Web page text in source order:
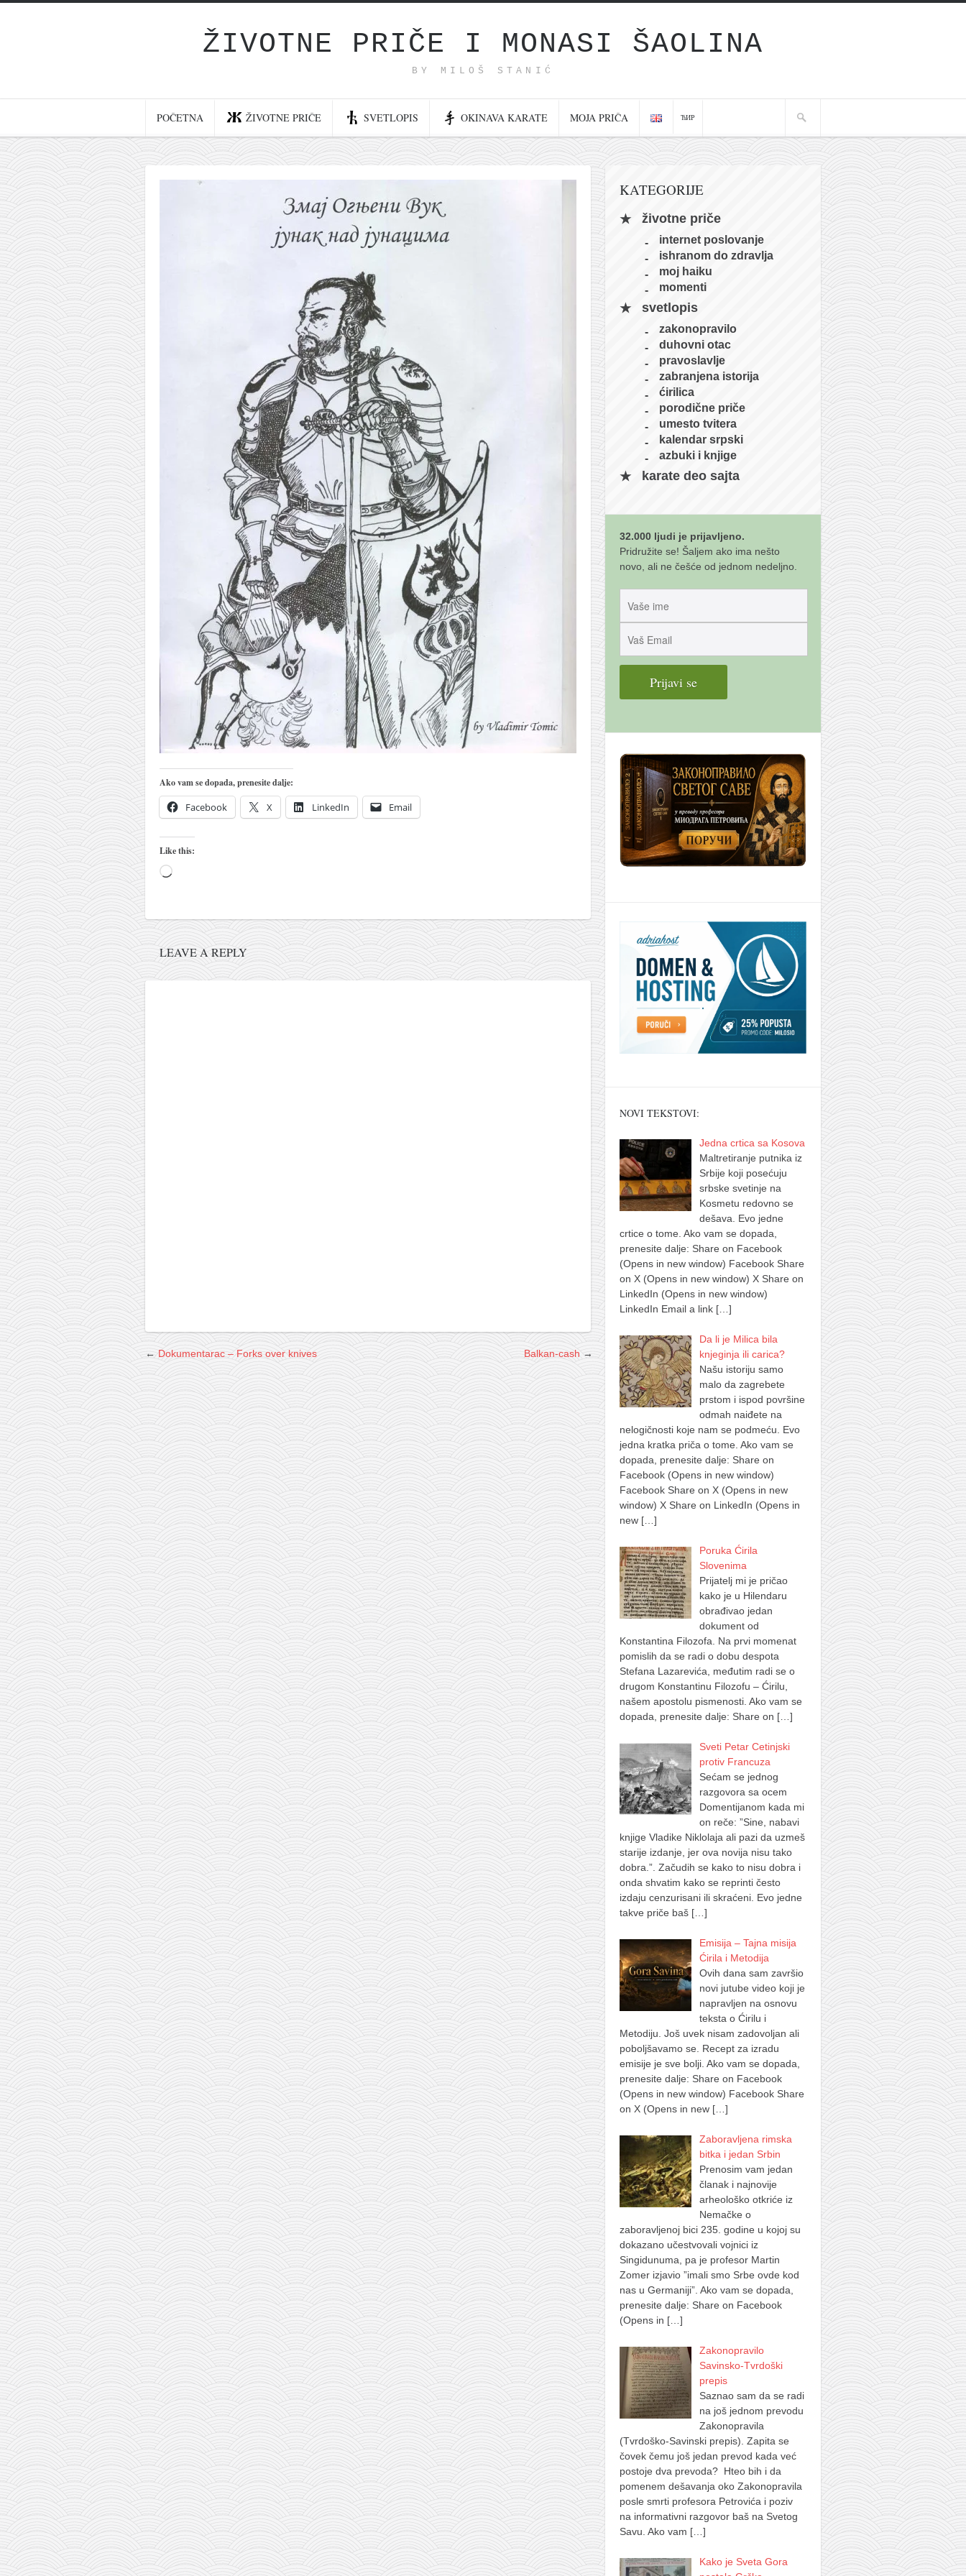
ŽIVOTNE PRIČE I MONASI ŠAOLINA
BY MILOŠ STANIĆ
POČETNA ŽIVOTNE PRIČE SVETLOPIS OKINAVA KARATE MOJA PRIČA ЋИР
internet poslovanje
ishranom do zdravlja
moj haiku
momenti i mesta
bonus sadržaj
Svetlopis
zakonopravilo
duhovni otac
pravoslavlje
zabranjena istorija
ćirilica
porodične priče
umesto tvitera
kalendar srpski
azbuki i knjige
Okinava karate
najnovije na blogu
moje beleške
istorija karatea
bubishi
karate
kihon
naihanchi
kushanku
passai
temashiwari
kobudo
nunchaku
bo
tonfa
sai
timbei rochin
tsunami dojo
program
snimci nastupa
galerija kluba
članarina
kontakt
besplatna e-knjiga
termini treninga
moja priča
moja priča
fotke
kontakt
Ako vam se dopada, prenesite dalje:
Facebook X LinkedIn Email
Like this:
Loading…
LEAVE A REPLY
←Dokumentarac – Forks over knives Balkan-cash→
KATEGORIJE
životne priče
internet poslovanje
ishranom do zdravlja
moj haiku
momenti
svetlopis
zakonopravilo
duhovni otac
pravoslavlje
zabranjena istorija
ćirilica
porodične priče
umesto tvitera
kalendar srpski
azbuki i knjige
karate deo sajta
32.000 ljudi je prijavljeno.
Pridružite se! Šaljem ako ima nešto
novo, ali ne češće od jednom nedeljno.
NOVI TEKSTOVI:
Jedna crtica sa Kosova
Maltretiranje putnika iz
Srbije koji posećuju
srbske svetinje na
Kosmetu redovno se
dešava. Evo jedne
crtice o tome. Ako vam se dopada,
prenesite dalje: Share on Facebook
(Opens in new window) Facebook Share
on X (Opens in new window) X Share on
LinkedIn (Opens in new window)
LinkedIn Email a link […]
Da li je Milica bila
knjeginja ili carica?
Našu istoriju samo
malo da zagrebete
prstom i ispod površine
odmah naiđete na
nelogičnosti koje nam se podmeću. Evo
jedna kratka priča o tome. Ako vam se
dopada, prenesite dalje: Share on
Facebook (Opens in new window)
Facebook Share on X (Opens in new
window) X Share on LinkedIn (Opens in
new […]
Poruka Ćirila
Slovenima
Prijatelj mi je pričao
kako je u Hilendaru
obrađivao jedan
dokument od
Konstantina Filozofa. Na prvi momenat
pomislih da se radi o dobu despota
Stefana Lazarevića, međutim radi se o
drugom Konstantinu Filozofu – Ćirilu,
našem apostolu pismenosti. Ako vam se
dopada, prenesite dalje: Share on […]
Sveti Petar Cetinjski
protiv Francuza
Sećam se jednog
razgovora sa ocem
Domentijanom kada mi
on reče: ”Sine, nabavi
knjige Vladike Niklolaja ali pazi da uzmeš
starije izdanje, jer ova novija nisu tako
dobra.”. Začudih se kako to nisu dobra i
onda shvatim kako se reprinti često
izdaju cenzurisani ili skraćeni. Evo jedne
takve priče baš […]
Emisija – Tajna misija
Ćirila i Metodija
Ovih dana sam završio
novi jutube video koji je
napravljen na osnovu
teksta o Ćirilu i
Metodiju. Još uvek nisam zadovoljan ali
poboljšavamo se. Recept za izradu
emisije je sve bolji. Ako vam se dopada,
prenesite dalje: Share on Facebook
(Opens in new window) Facebook Share
on X (Opens in new […]
Zaboravljena rimska
bitka i jedan Srbin
Prenosim vam jedan
članak i najnovije
arheološko otkriće iz
Nemačke o
zaboravljenoj bici 235. godine u kojoj su
dokazano učestvovali vojnici iz
Singidunuma, pa je profesor Martin
Zomer izjavio ”imali smo Srbe ovde kod
nas u Germaniji”. Ako vam se dopada,
prenesite dalje: Share on Facebook
(Opens in […]
Zakonopravilo
Savinsko-Tvrdoški
prepis
Saznao sam da se radi
na još jednom prevodu
Zakonopravila
(Tvrdoško-Savinski prepis). Zapita se
čovek čemu još jedan prevod kada već
postoje dva prevoda? Hteo bih i da
pomenem dešavanja oko Zakonopravila
posle smrti profesora Petrovića i poziv
na informativni razgovor baš na Svetog
Savu. Ako vam […]
Kako je Sveta Gora